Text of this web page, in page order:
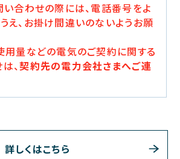
合わせの際には、電話番号をよ
え、お掛け間違いのないようお願
量などの電気のご契約に関する
、契約先の電力会社さまへご連
詳しくはこちら